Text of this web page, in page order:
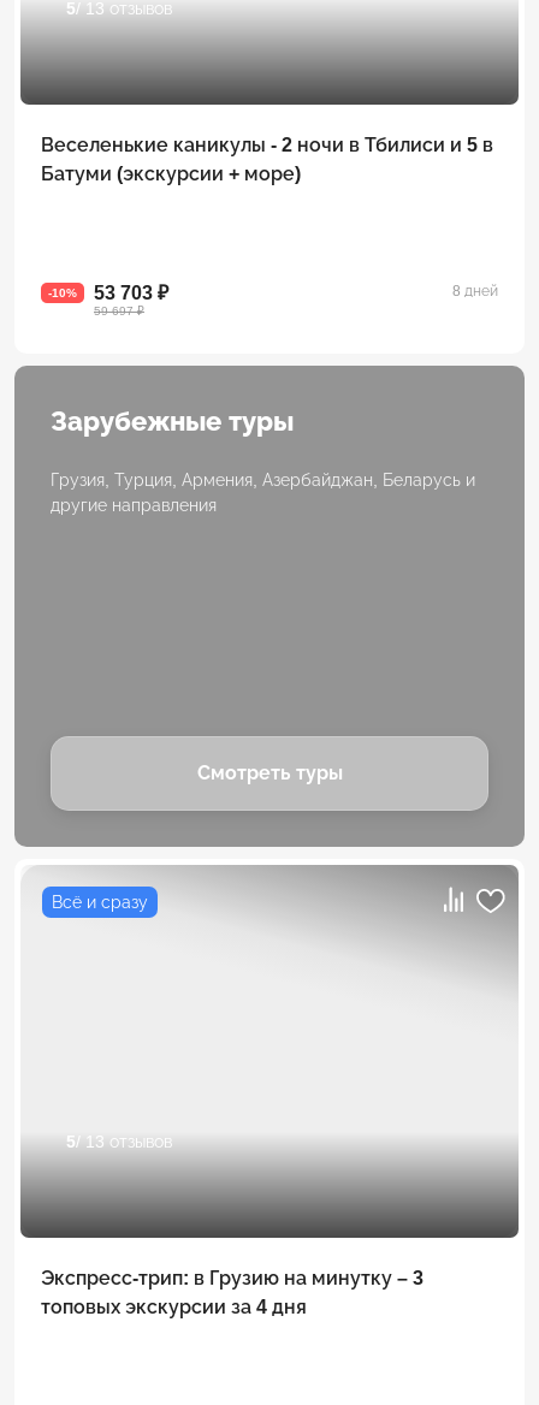
5/ 13 отзывов
Веселенькие каникулы - 2 ночи в Тбилиси и 5 в
Батуми (экскурсии + море)
-10% 53 703 ₽
59 697 ₽
8 дней
Зарубежные туры
Грузия, Турция, Армения, Азербайджан, Беларусь и
другие направления
Смотреть туры
Всё и сразу
5/ 13 отзывов
Экспресс-трип: в Грузию на минутку – 3
топовых экскурсии за 4 дня